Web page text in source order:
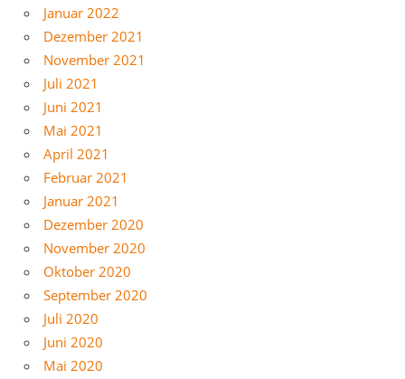
Januar 2022
Dezember 2021
November 2021
Juli 2021
Juni 2021
Mai 2021
April 2021
Februar 2021
Januar 2021
Dezember 2020
November 2020
Oktober 2020
September 2020
Juli 2020
Juni 2020
Mai 2020